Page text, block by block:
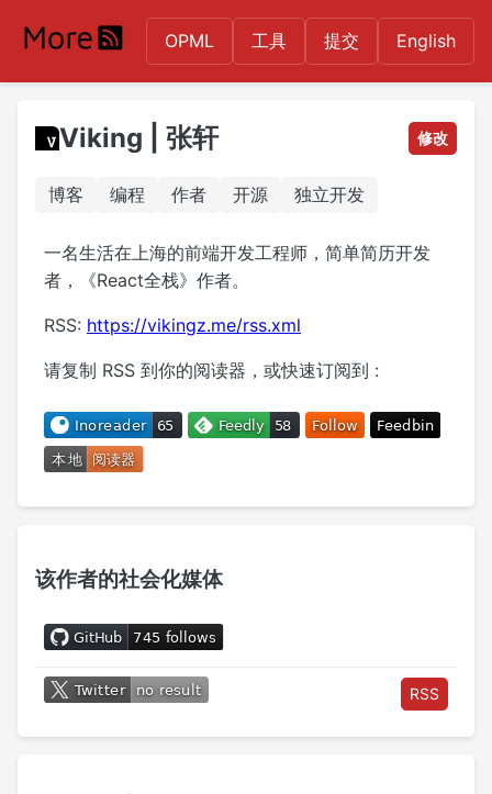
OPML 工具 提交 English
Viking | 张轩 修改
博客 编程 作者 开源 独立开发
一名生活在上海的前端开发工程师，简单简历开发
者，《React全栈》作者。
RSS: https://vikingz.me/rss.xml
请复制 RSS 到你的阅读器，或快速订阅到 :
该作者的社会化媒体
RSS